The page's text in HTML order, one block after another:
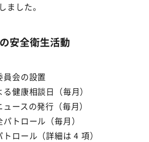
ました。
安全衛生活動
会の設置
康相談日（毎月）
スの発行（毎月）
トロール（毎月）
ール（詳細は 4 項）